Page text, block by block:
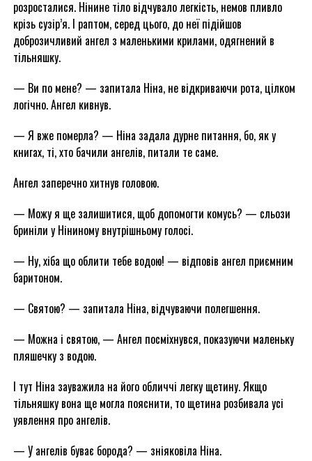
розросталися. Нінине тіло відчувало легкість, немов пливло
крізь сузір’я. І раптом, серед цього, до неї підійшов
доброзичливий ангел з маленькими крилами, одягнений в
тільняшку.
— Ви по мене? — запитала Ніна, не відкриваючи рота, цілком
логічно. Ангел кивнув.
— Я вже померла? — Ніна задала дурне питання, бо, як у
книгах, ті, хто бачили ангелів, питали те саме.
Ангел заперечно хитнув головою.
— Можу я ще залишитися, щоб допомогти комусь? — сльози
бриніли у Ніниному внутрішньому голосі.
— Ну, хіба що облити тебе водою! — відповів ангел приємним
баритоном.
— Святою? — запитала Ніна, відчуваючи полегшення.
— Можна і святою, — Ангел посміхнувся, показуючи маленьку
пляшечку з водою.
І тут Ніна зауважила на його обличчі легку щетину. Якщо
тільняшку вона ще могла пояснити, то щетина розбивала усі
уявлення про ангелів.
— У ангелів буває борода? — зніяковіла Ніна.